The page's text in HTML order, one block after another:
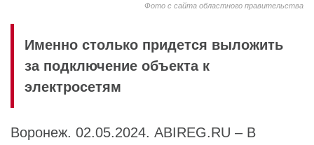
Фото с сайта областного правительства
Именно столько придется выложить
за подключение объекта к
электросетям
Воронеж. 02.05.2024. ABIREG.RU – В